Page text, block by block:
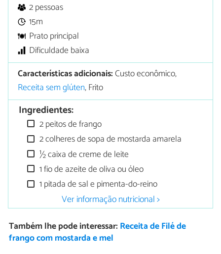
2 pessoas
15m
Prato principal
Dificuldade baixa
Características adicionais:Custo econômico,
Receita sem glúten, Frito
Ingredientes:
2 peitos de frango
2 colheres de sopa de mostarda amarela
½ caixa de creme de leite
1 fio de azeite de oliva ou óleo
1 pitada de sal e pimenta-do-reino
Ver informação nutricional >
Também lhe pode interessar: Receita de Filé de
frango com mostarda e mel